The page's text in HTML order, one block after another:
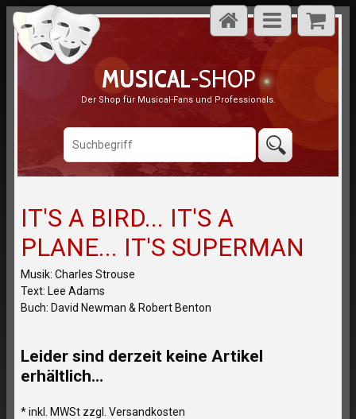
MUSICAL-SHOP
Der Shop für Musical-Fans und Professionals.
IT'S A BIRD... IT'S A
PLANE... IT'S SUPERMAN
Musik: Charles Strouse
Text: Lee Adams
Buch: David Newman & Robert Benton
Leider sind derzeit keine Artikel
erhältlich...
* inkl. MWSt zzgl. Versandkosten